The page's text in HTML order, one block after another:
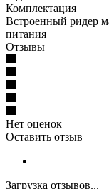
Комплектация
Встроенный ридер
питания
Отзывы
Нет оценок
Оставить отзыв
Загрузка отзывов...